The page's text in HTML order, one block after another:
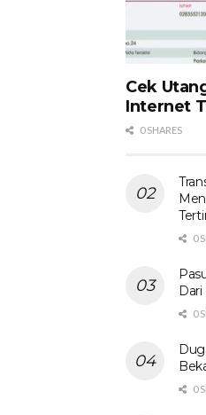
Cek
Internet
0 SHARES
0
0
0